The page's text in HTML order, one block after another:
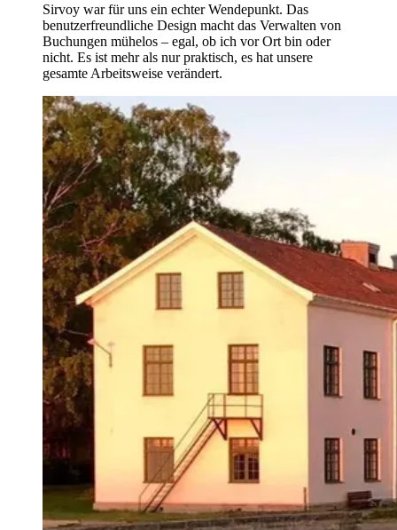
Sirvoy war für uns ein echter Wendepunkt. Das
benutzerfreundliche Design macht das Verwalten von
Buchungen mühelos – egal, ob ich vor Ort bin oder
nicht. Es ist mehr als nur praktisch, es hat unsere
gesamte Arbeitsweise verändert.